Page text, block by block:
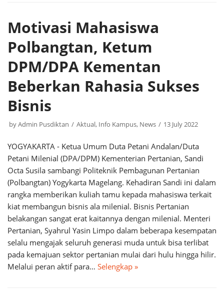
Motivasi Mahasiswa
Polbangtan, Ketum
DPM/DPA Kementan
Beberkan Rahasia Sukses
Bisnis
byAdmin Pusdiktan Aktual, Info Kampus, News 13 July 2022
YOGYAKARTA - Ketua Umum Duta Petani Andalan/Duta
Petani Milenial (DPA/DPM) Kementerian Pertanian, Sandi
Octa Susila sambangi Politeknik Pembagunan Pertanian
(Polbangtan) Yogykarta Magelang. Kehadiran Sandi ini dalam
rangka memberikan kuliah tamu kepada mahasiswa terkait
kiat membangun bisnis ala milenial. Bisnis Pertanian
belakangan sangat erat kaitannya dengan milenial. Menteri
Pertanian, Syahrul Yasin Limpo dalam beberapa kesempatan
selalu mengajak seluruh generasi muda untuk bisa terlibat
pada kemajuan sektor pertanian mulai dari hulu hingga hilir.
Melalui peran aktif para… Selengkap »